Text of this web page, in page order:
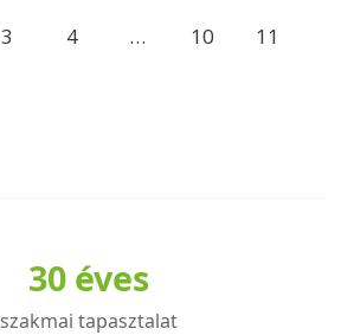
több
választhatók
ki
3 4 … 10
11
30 éves
szakmai tapasztalat